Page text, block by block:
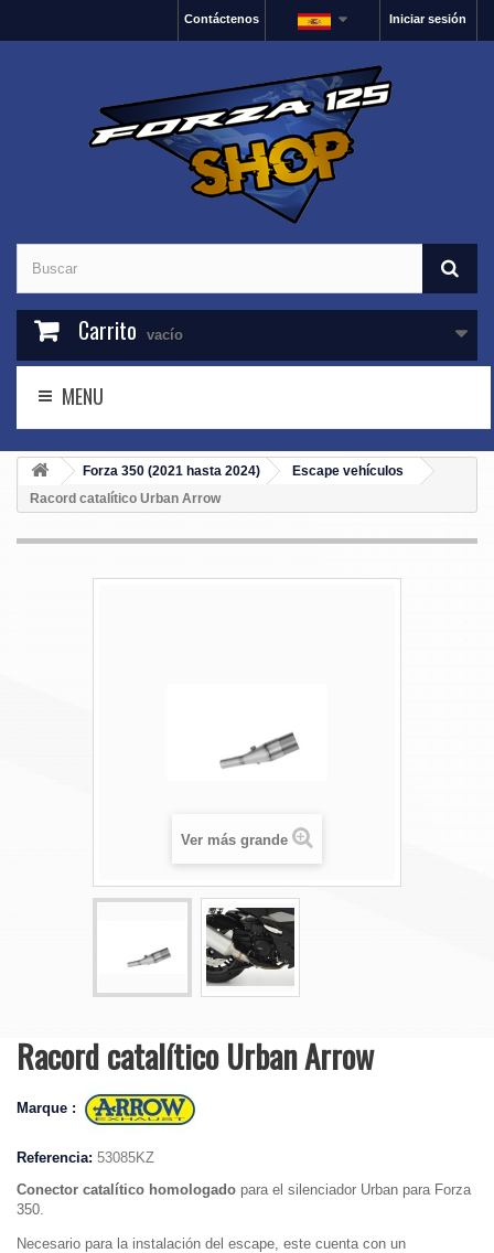
Iniciar sesión
Contáctenos
Carrito vacío
MENU
Forza 350 (2021 hasta 2024)
Escape vehículos
Racord catalítico Urban Arrow
Ver más grande
Racord catalítico Urban Arrow
Marque :
Referencia: 53085KZ
Conector catalítico homologado para el silenciador Urban para Forza
350.
Necesario para la instalación del escape, este cuenta con un